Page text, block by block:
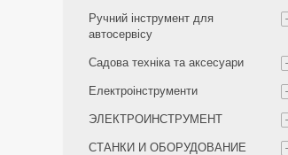
Ручний інструмент для
автосервісу
Садова техніка та аксесуари
Електроінструменти
ЭЛЕКТРОИНСТРУМЕНТ
СТАНКИ И ОБОРУДОВАНИЕ